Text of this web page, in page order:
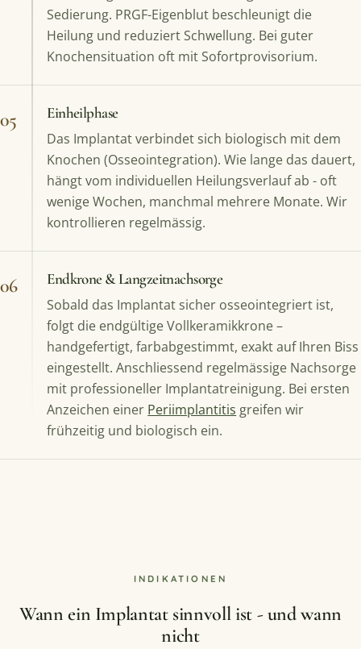
Sedierung. PRGF-Eigenblut beschleunigt die
Heilung und reduziert Schwellung. Bei guter
Knochensituation oft mit Sofortprovisorium.
05 Einheilphase
Das Implantat verbindet sich biologisch mit dem
Knochen (Osseointegration). Wie lange das dauert,
hängt vom individuellen Heilungsverlauf ab - oft
wenige Wochen, manchmal mehrere Monate. Wir
kontrollieren regelmässig.
06 Endkrone & Langzeitnachsorge
Sobald das Implantat sicher osseointegriert ist,
folgt die endgültige Vollkeramikkrone –
handgefertigt, farbabgestimmt, exakt auf Ihren Biss
eingestellt. Anschliessend regelmässige Nachsorge
mit professioneller Implantatreinigung. Bei ersten
Anzeichen einer Periimplantitis greifen wir
frühzeitig und biologisch ein.
INDIKATIONEN
Wann ein Implantat sinnvoll ist - und wann
nicht